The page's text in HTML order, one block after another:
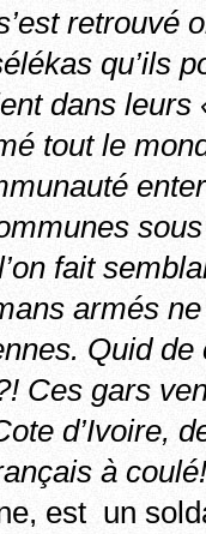
retrouvé
qu’ils
dans leurs
tout le
fait
armés
Quid
Ces gars
d’Ivoire,
à
est un